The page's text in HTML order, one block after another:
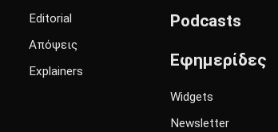
Editorial
Απόψεις
Explainers
Podcasts
Εφημερίδες
Widgets
Newsletter